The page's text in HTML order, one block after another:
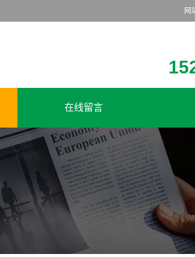
网
在线留言